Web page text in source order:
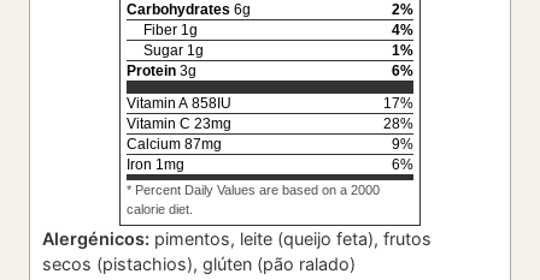
Carbohydrates 6g 2%
Fiber 1g 4%
Sugar 1g 1%
Protein 3g 6%
Vitamin A 858 IU 17%
Vitamin C 23mg 28%
Calcium 87mg 9%
Iron 1mg 6%
* Percent Daily Values are based on a 2000
calorie diet.
Alergénicos: pimentos, leite (queijo feta), frutos
secos (pistachios), glúten (pão ralado)